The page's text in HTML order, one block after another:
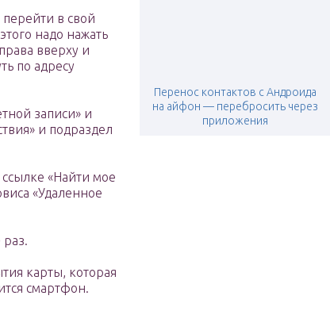
Перенос контактов с Андроида
на айфон — перебросить через
приложения
в свой
надо нажать
вверху и
по адресу
записи» и
и подраздел
«Найти мое
«Удаленное
карты, которая
смартфон.